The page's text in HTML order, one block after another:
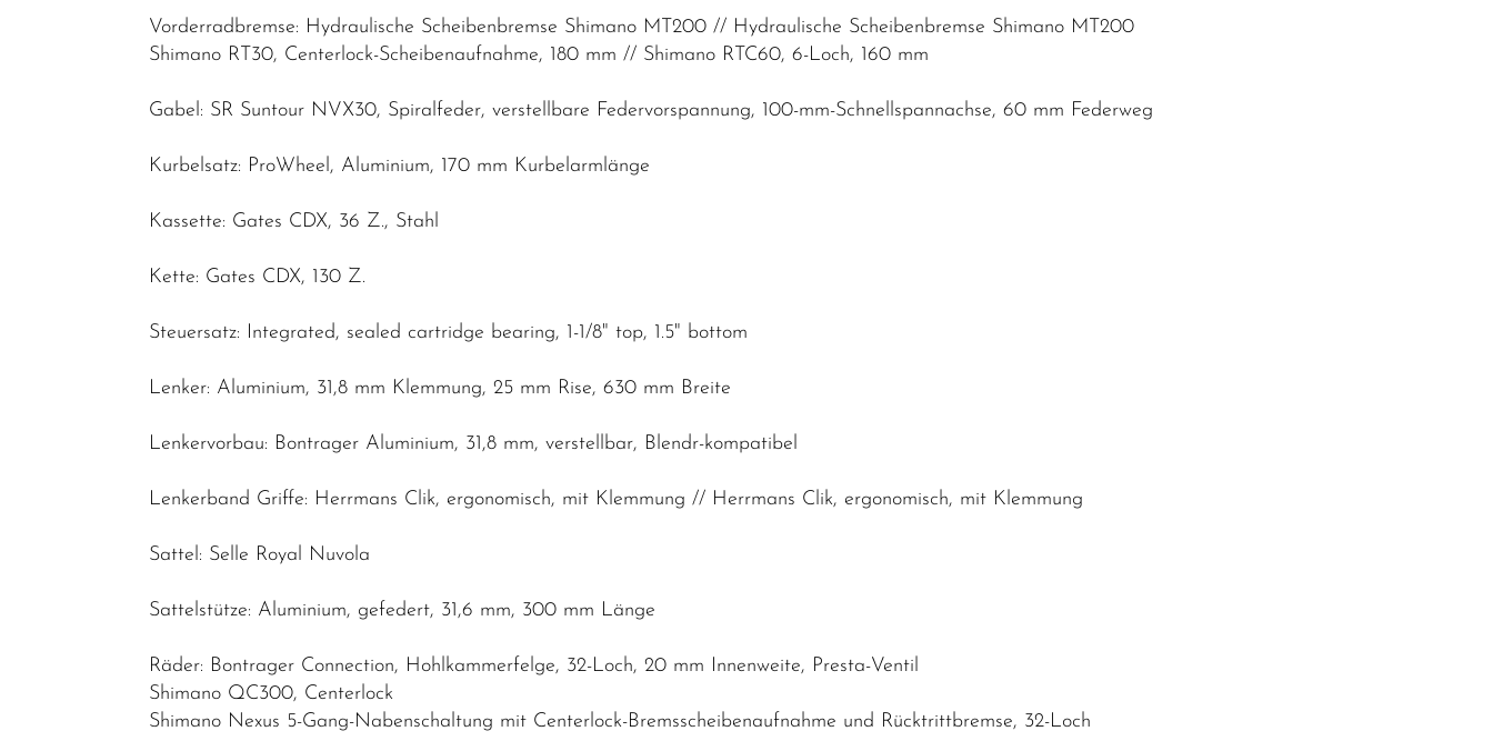
Vorderradbremse: Hydraulische Scheibenbremse Shimano MT200 // Hydraulische Scheibenbremse Shimano MT200
Shimano RT30, Centerlock-Scheibenaufnahme, 180 mm // Shimano RTC60, 6-Loch, 160 mm
Gabel: SR Suntour NVX30, Spiralfeder, verstellbare Federvorspannung, 100-mm-Schnellspannachse, 60 mm Federweg
Kurbelsatz: ProWheel, Aluminium, 170 mm Kurbelarmlänge
Kassette: Gates CDX, 36 Z., Stahl
Kette: Gates CDX, 130 Z.
Steuersatz: Integrated, sealed cartridge bearing, 1-1/8" top, 1.5" bottom
Lenker: Aluminium, 31,8 mm Klemmung, 25 mm Rise, 630 mm Breite
Lenkervorbau: Bontrager Aluminium, 31,8 mm, verstellbar, Blendr-kompatibel
Lenkerband Griffe: Herrmans Clik, ergonomisch, mit Klemmung // Herrmans Clik, ergonomisch, mit Klemmung
Sattel: Selle Royal Nuvola
Sattelstütze: Aluminium, gefedert, 31,6 mm, 300 mm Länge
Räder: Bontrager Connection, Hohlkammerfelge, 32-Loch, 20 mm Innenweite, Presta-Ventil
Shimano QC300, Centerlock
Shimano Nexus 5-Gang-Nabenschaltung mit Centerlock-Bremsscheibenaufnahme und Rücktrittbremse, 32-Loch